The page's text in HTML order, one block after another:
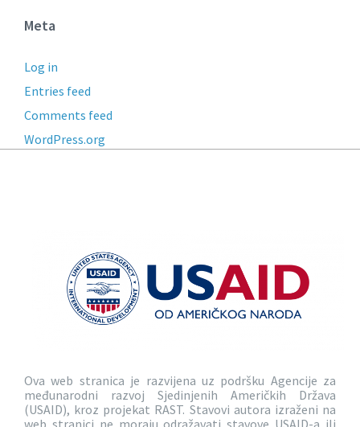
Meta
Log in
Entries feed
Comments feed
WordPress.org
Ova web stranica je razvijena uz podršku Agencije za
međunarodni razvoj Sjedinjenih Američkih Država
(USAID), kroz projekat RAST. Stavovi autora izraženi na
web stranici ne moraju odražavati stavove USAID-a ili